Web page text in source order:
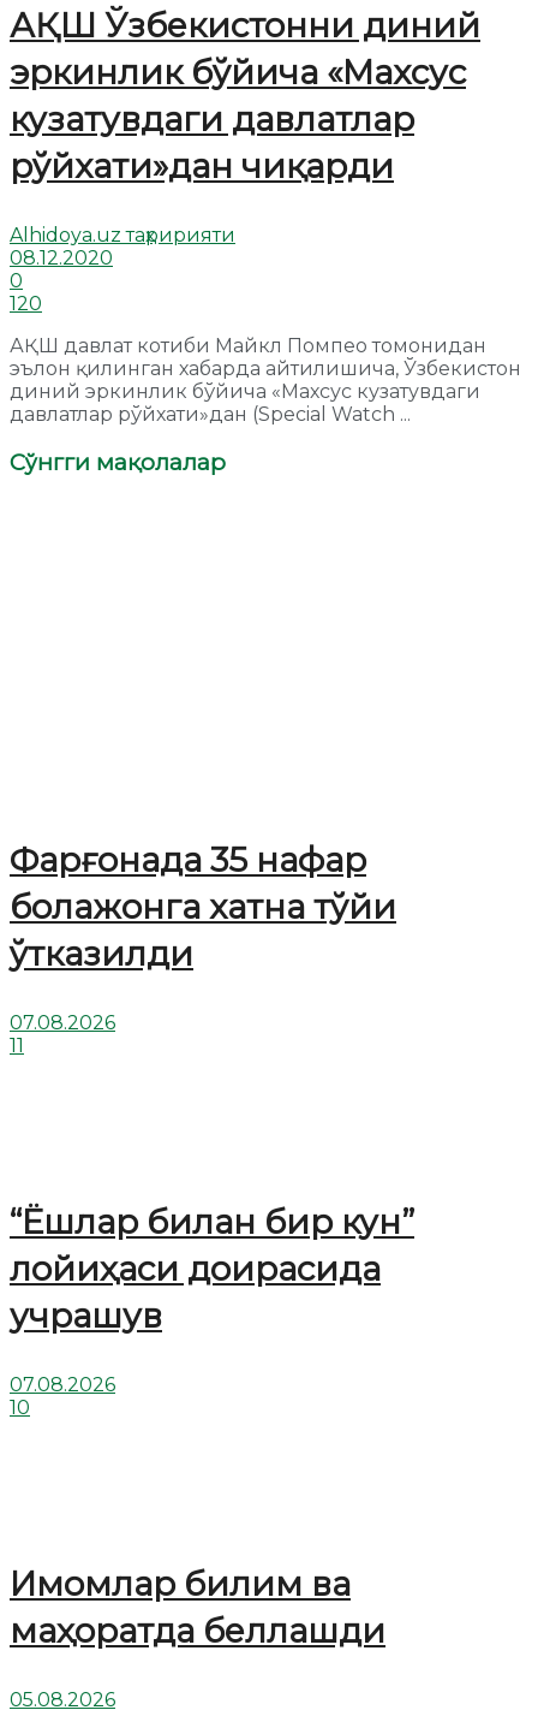
АҚШ Ўзбекистонни диний
эркинлик бўйича «Махсус
кузатувдаги давлатлар
рўйхати»дан чиқарди
Alhidoya.uz таҳририяти
08.12.2020
0
120
АҚШ давлат котиби Майкл Помпео томонидан
эълон қилинган хабарда айтилишича, Ўзбекистон
диний эркинлик бўйича «Махсус кузатувдаги
давлатлар рўйхати»дан (Special Watch ...
Сўнгги мақолалар
Фарғонада 35 нафар
болажонга хатна тўйи
ўтказилди
07.08.2026
11
“Ёшлар билан бир кун”
лойиҳаси доирасида
учрашув
07.08.2026
10
Имомлар билим ва
маҳоратда беллашди
05.08.2026